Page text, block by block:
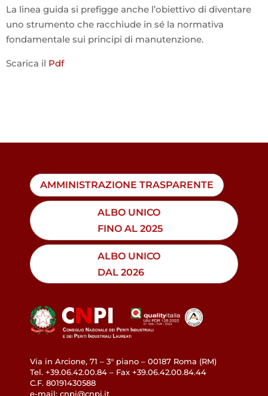
La linea guida si prefigge anche l’obiettivo di diventare
uno strumento che racchiude in sé la normativa
fondamentale sui principi di manutenzione.
Scarica il Pdf
AMMINISTRAZIONE TRASPARENTE
ALBO UNICO
FINO AL 2025
ALBO UNICO
DAL 2026
Via in Arcione, 71 – 3° piano – 00187 Roma (RM)
Tel. +39.06.42.00.84 – Fax +39.06.42.00.84.44
C.F. 80191430588
e-mail: cnpi@cnpi.it